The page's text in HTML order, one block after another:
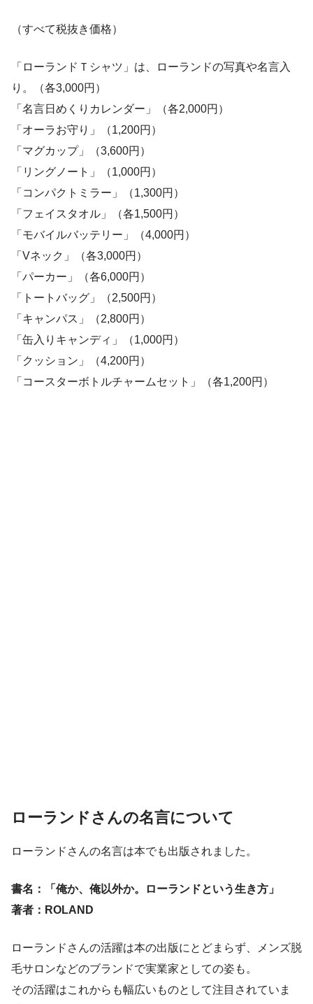
（すべて税抜き価格）
「ローランドＴシャツ」は、ローランドの写真や名言入
り。（各3,000円）
「名言日めくりカレンダー」（各2,000円）
「オーラお守り」（1,200円）
「マグカップ」（3,600円）
「リングノート」（1,000円）
「コンパクトミラー」（1,300円）
「フェイスタオル」（各1,500円）
「モバイルバッテリー」（4,000円）
「Vネック」（各3,000円）
「パーカー」（各6,000円）
「トートバッグ」（2,500円）
「キャンパス」（2,800円）
「缶入りキャンディ」（1,000円）
「クッション」（4,200円）
「コースターボトルチャームセット」（各1,200円）
ローランドさんの名言について
ローランドさんの名言は本でも出版されました。
書名：「俺か、俺以外か。ローランドという生き方」
著者：ROLAND
ローランドさんの活躍は本の出版にとどまらず、メンズ脱
毛サロンなどのブランドで実業家としての姿も。
その活躍はこれからも幅広いものとして注目されていま